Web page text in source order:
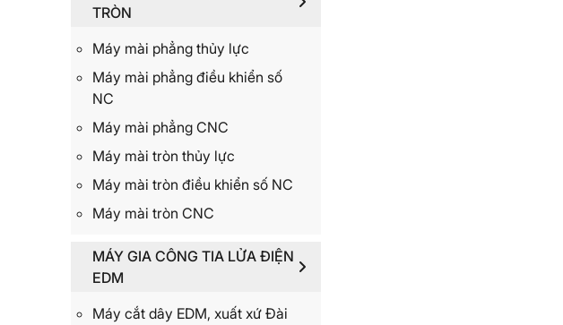
TRÒN
Máy mài phẳng thủy lực
Máy mài phẳng điều khiển số
NC
Máy mài phẳng CNC
Máy mài tròn thủy lực
Máy mài tròn điều khiển số NC
Máy mài tròn CNC
MÁY GIA CÔNG TIA LỬA ĐIỆN
EDM
Máy cắt dây EDM, xuất xứ Đài